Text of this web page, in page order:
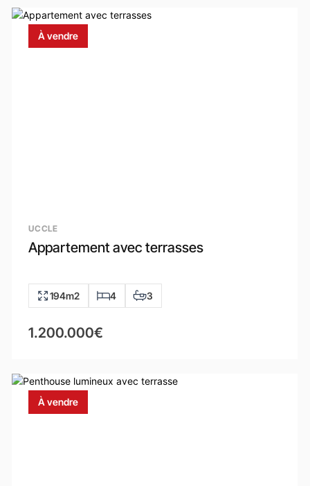
À vendre
UCCLE
Appartement avec terrasses
194m2 4 3
1.200.000€
À vendre